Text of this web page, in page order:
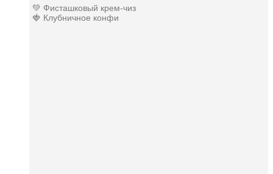
💚 Фисташковый крем-чиз
🍓 Клубничное конфи